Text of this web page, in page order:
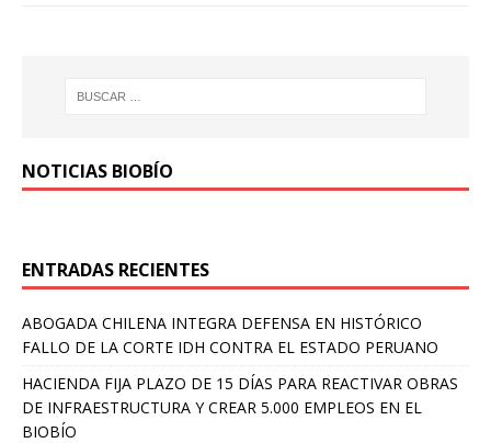
NOTICIAS BIOBÍO
ENTRADAS RECIENTES
ABOGADA CHILENA INTEGRA DEFENSA EN HISTÓRICO
FALLO DE LA CORTE IDH CONTRA EL ESTADO PERUANO
HACIENDA FIJA PLAZO DE 15 DÍAS PARA REACTIVAR OBRAS
DE INFRAESTRUCTURA Y CREAR 5.000 EMPLEOS EN EL
BIOBÍO